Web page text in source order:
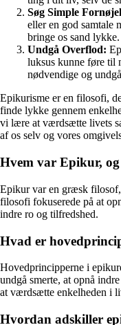
Søg Simple
eller en god samtale
bringe os sand lykke.
Undgå Overflod:
luksus kunne føre til
nødvendige og
Epikurisme er en filosofi,
finde lykke gennem
vi lære at værdsætte livets
af os selv og vores
Hvem var Epikur,
Epikur var en græsk
filosofi fokuserede på at
indre ro og tilfredshed.
Hvad er
Hovedprincipperne i
undgå smerte, at opnå
at værdsætte enkelheden i
Hvordan adskiller